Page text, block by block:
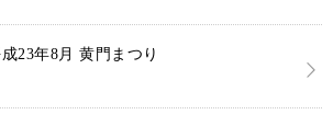
23年8月 黄門まつり